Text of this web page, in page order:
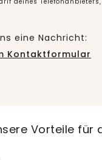
eine Nachricht:
Kontaktformular
Vorteile für